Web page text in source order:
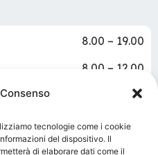
tecnologie come i cookie
del dispositivo. Il
di elaborare dati come il
8.00 – 19.00
8.00 – 12.00
Chiuso